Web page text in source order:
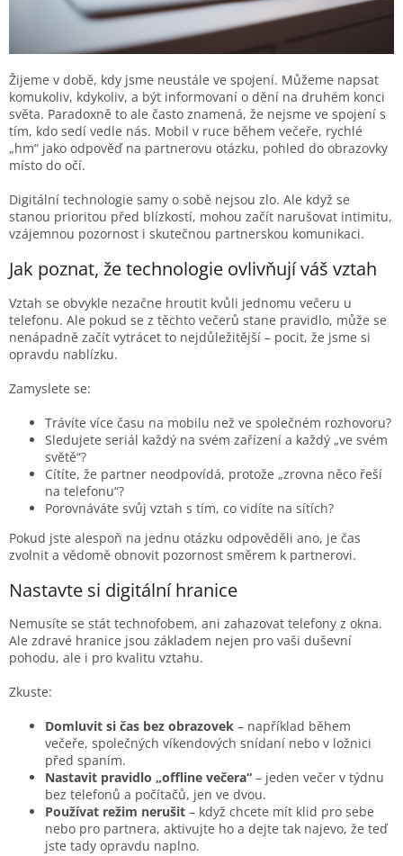
Žijeme v době, kdy jsme neustále ve spojení. Můžeme napsat
komukoliv, kdykoliv, a být informovaní o dění na druhém konci
světa. Paradoxně to ale často znamená, že nejsme ve spojení s
tím, kdo sedí vedle nás. Mobil v ruce během večeře, rychlé
„hm“ jako odpověď na partnerovu otázku, pohled do obrazovky
místo do očí.
Digitální technologie samy o sobě nejsou zlo. Ale když se
stanou prioritou před blízkostí, mohou začít narušovat intimitu,
vzájemnou pozornost i skutečnou partnerskou komunikaci.
Jak poznat, že technologie ovlivňují váš vztah
Vztah se obvykle nezačne hroutit kvůli jednomu večeru u
telefonu. Ale pokud se z těchto večerů stane pravidlo, může se
nenápadně začít vytrácet to nejdůležitější – pocit, že jsme si
opravdu nablízku.
Zamyslete se:
Trávíte více času na mobilu než ve společném rozhovoru?
Sledujete seriál každý na svém zařízení a každý „ve svém
světě“?
Cítíte, že partner neodpovídá, protože „zrovna něco řeší
na telefonu“?
Porovnáváte svůj vztah s tím, co vidíte na sítích?
Pokud jste alespoň na jednu otázku odpověděli ano, je čas
zvolnit a vědomě obnovit pozornost směrem k partnerovi.
Nastavte si digitální hranice
Nemusíte se stát technofobem, ani zahazovat telefony z okna.
Ale zdravé hranice jsou základem nejen pro vaši duševní
pohodu, ale i pro kvalitu vztahu.
Zkuste:
Domluvit si čas bez obrazovek – například během
večeře, společných víkendových snídaní nebo v ložnici
před spaním.
Nastavit pravidlo „offline večera“ – jeden večer v týdnu
bez telefonů a počítačů, jen ve dvou.
Používat režim nerušit – když chcete mít klid pro sebe
nebo pro partnera, aktivujte ho a dejte tak najevo, že teď
jste tady opravdu naplno.